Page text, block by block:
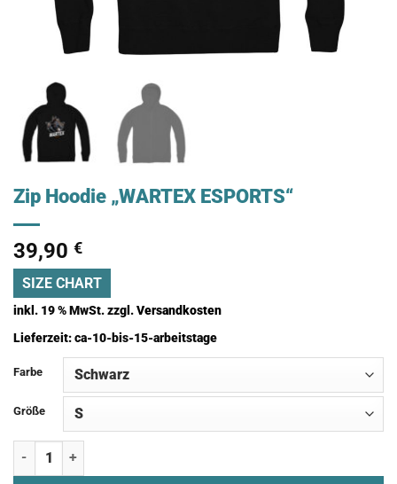
Zip Hoodie „WARTEX ESPORTS“
39,90 €
SIZE CHART
inkl. 19 % MwSt.zzgl.Versandkosten
Lieferzeit:ca-10-bis-15-arbeitstage
Farbe
Größe
Zip Hoodie "WARTEX ESPORTS" Menge